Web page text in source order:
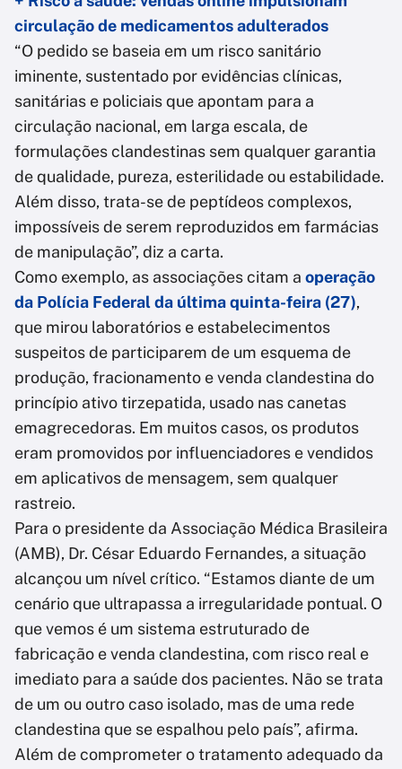
circulação de medicamentos adulterados
“O pedido se baseia em um risco sanitário
iminente, sustentado por evidências clínicas,
sanitárias e policiais que apontam para a
circulação nacional, em larga escala, de
formulações clandestinas sem qualquer garantia
de qualidade, pureza, esterilidade ou estabilidade.
Além disso, trata-se de peptídeos complexos,
impossíveis de serem reproduzidos em farmácias
de manipulação”, diz a carta.
Como exemplo, as associações citam a operação
da Polícia Federal da última quinta-feira (27),
que mirou laboratórios e estabelecimentos
suspeitos de participarem de um esquema de
produção, fracionamento e venda clandestina do
princípio ativo tirzepatida, usado nas canetas
emagrecedoras. Em muitos casos, os produtos
eram promovidos por influenciadores e vendidos
em aplicativos de mensagem, sem qualquer
rastreio.
Para o presidente da Associação Médica Brasileira
(AMB), Dr. César Eduardo Fernandes, a situação
alcançou um nível crítico. “Estamos diante de um
cenário que ultrapassa a irregularidade pontual. O
que vemos é um sistema estruturado de
fabricação e venda clandestina, com risco real e
imediato para a saúde dos pacientes. Não se trata
de um ou outro caso isolado, mas de uma rede
clandestina que se espalhou pelo país”, afirma.
Além de comprometer o tratamento adequado da